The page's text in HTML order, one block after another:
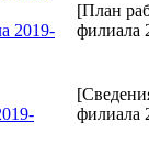
2019-
[План
филиала
филиала